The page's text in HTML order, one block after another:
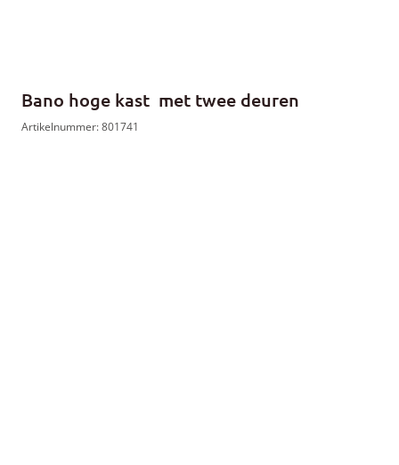
Bano hoge kast met twee deuren
Artikelnummer: 801741